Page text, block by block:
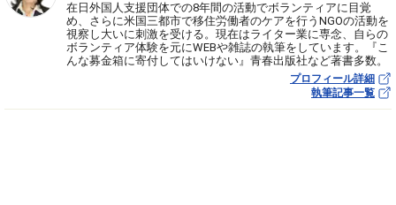
在日外国人支援団体での8年間の活動でボランティアに目覚
め、さらに米国三都市で移住労働者のケアを行うNGOの活動を
視察し大いに刺激を受ける。現在はライター業に専念、自らの
ボランティア体験を元にWEBや雑誌の執筆をしています。『こ
んな募金箱に寄付してはいけない』青春出版社など著書多数。
プロフィール詳細
執筆記事一覧